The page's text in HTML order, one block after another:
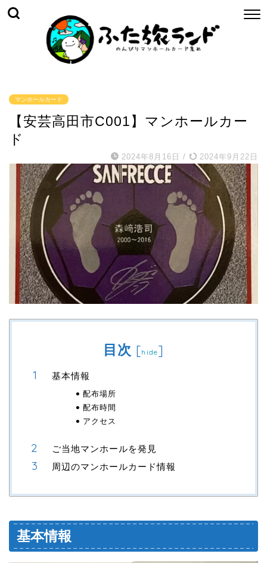
マンホールカード
【安芸高田市C001】マンホールカー
ド
2024年8月16日 / 2024年9月22日
目次 [hide]
基本情報
配布場所
配布時間
アクセス
ご当地マンホールを発見
周辺のマンホールカード情報
基本情報